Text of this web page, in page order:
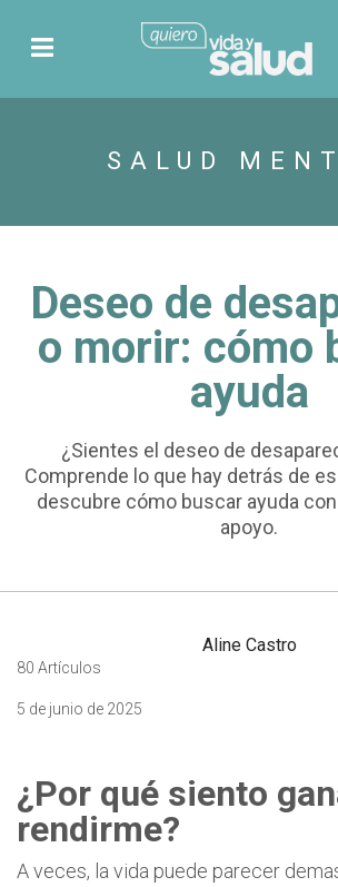
SALUD
Deseo de
o morir: cómo
ayuda
¿Sientes el deseo de
Comprende lo que hay detrás de
descubre cómo buscar ayuda
apoyo.
Aline Castro
80 Artículos
5 de junio de 2025
¿Por qué siento
rendirme?
A veces, la vida puede parecer